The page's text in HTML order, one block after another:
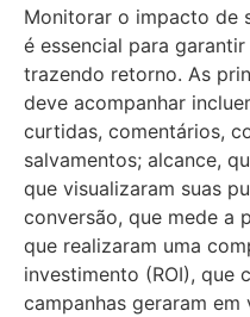
Monitorar o impacto de
é essencial para
trazendo retorno. As
deve acompanhar
curtidas, comentários,
salvamentos; alcance,
que visualizaram suas
conversão, que mede a
que realizaram uma
investimento (ROI), que
campanhas geraram